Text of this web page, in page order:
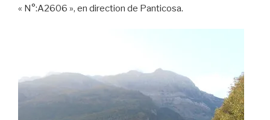
« N°:A2606 », en direction de Panticosa.